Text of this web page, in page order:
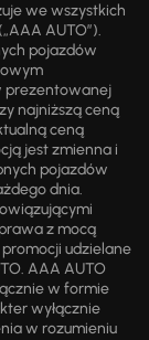
we wszystkich
AUTO”).
pojazdów
prezentowanej
najniższą ceną
ceną
jest zmienna i
pojazdów
dnia.
z mocą
udzielane
AAA AUTO
w formie
wyłącznie
w rozumieniu